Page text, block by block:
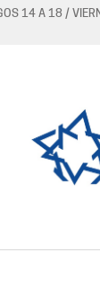
14 A 18 /